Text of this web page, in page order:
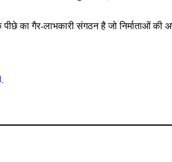
का गैर-लाभकारी संगठन है जो निर्माताओं की